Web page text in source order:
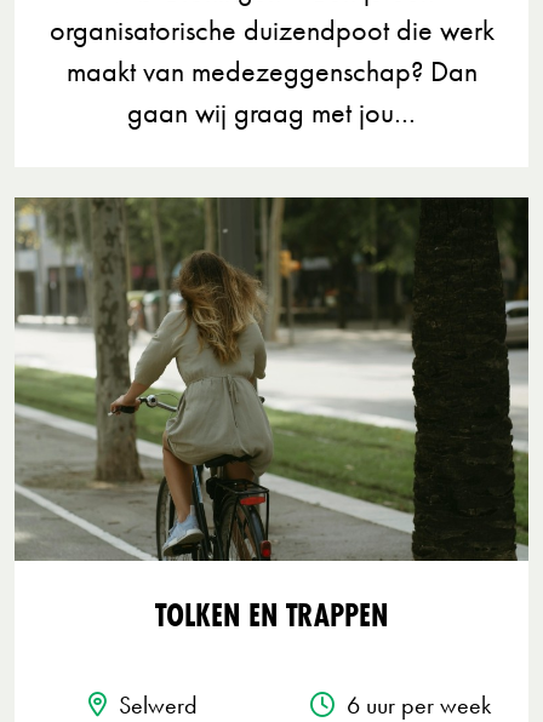
organisatorische duizendpoot die werk
maakt van medezeggenschap? Dan
gaan wij graag met jou…
TOLKEN EN TRAPPEN
Selwerd 6 uur per week